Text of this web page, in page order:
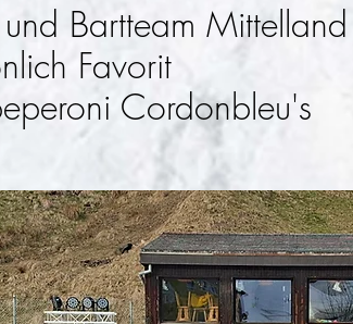
Bartteam Mittelland
Favorit
Cordonbleu's